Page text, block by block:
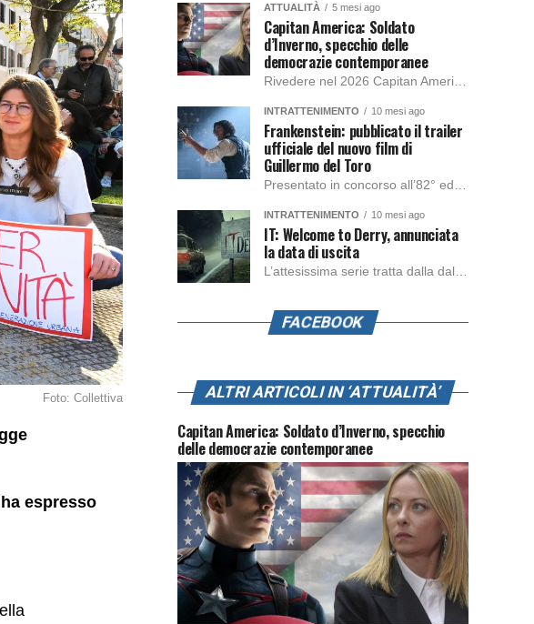
Foto: Collettiva
espresso
ATTUALITÀ 5 mesi ago
Capitan America: Soldato
d’Inverno, specchio delle
democrazie contemporanee
INTRATTENIMENTO 10 mesi ago
Frankenstein: pubblicato il trailer
ufficiale del nuovo film di
Guillermo del Toro
INTRATTENIMENTO 10 mesi ago
IT: Welcome to Derry, annunciata
la data di uscita
FACEBOOK
ALTRI ARTICOLI IN ‘ATTUALITÀ’
Capitan America: Soldato d’Inverno, specchio
delle democrazie contemporanee